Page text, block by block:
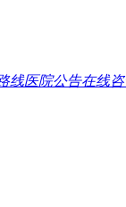
线医院公告在线